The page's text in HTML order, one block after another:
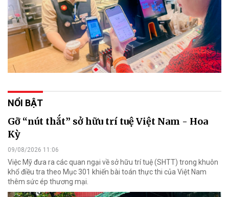
NỔI BẬT
Gỡ “nút thắt” sở hữu trí tuệ Việt Nam - Hoa
Kỳ
09/08/2026 11:06
Việc Mỹ đưa ra các quan ngại về sở hữu trí tuệ (SHTT) trong khuôn
khổ điều tra theo Mục 301 khiến bài toán thực thi của Việt Nam
thêm sức ép thương mại.